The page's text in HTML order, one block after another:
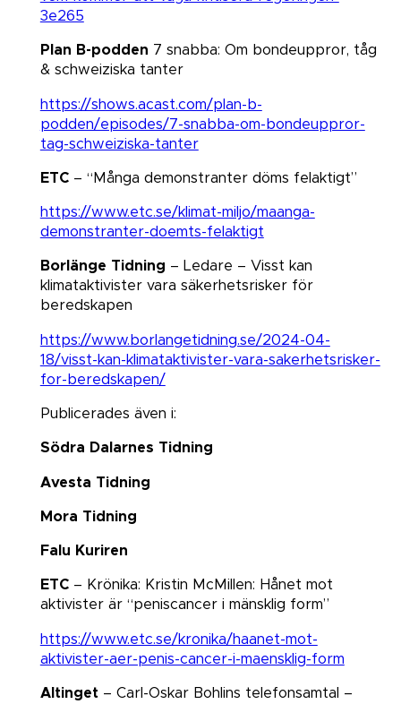
3e265
Plan B-podden 7 snabba: Om bondeuppror, tåg
& schweiziska tanter
https://shows.acast.com/plan-b-
podden/episodes/7-snabba-om-bondeuppror-
tag-schweiziska-tanter
ETC– “Många demonstranter döms felaktigt”​​​​​​​
https://www.etc.se/klimat-miljo/maanga-
demonstranter-doemts-felaktigt
Borlänge Tidning – Ledare – Visst kan
klimataktivister vara säkerhetsrisker för
beredskapen​​​​​​​
https://www.borlangetidning.se/2024-04-
18/visst-kan-klimataktivister-vara-sakerhetsrisker-
for-beredskapen/
Publicerades även i:
Södra Dalarnes Tidning
Avesta Tidning
Mora Tidning
Falu Kuriren
ETC– Krönika: Kristin McMillen: Hånet mot
aktivister är “peniscancer i mänsklig form”​​​​​​​
https://www.etc.se/kronika/haanet-mot-
aktivister-aer-penis-cancer-i-maensklig-form
Altinget – Carl-Oskar Bohlins telefonsamtal –